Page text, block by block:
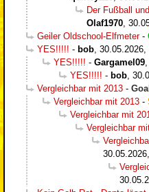
Der Fußball
Olaf1970
Geiler Oldschool-Elfmeter-
YES!!!!! - bob 30.05.2026,
YES!!!!! - Gargamel09
YES!!!!! - bob
Vergleichbar mit 2013 -
Vergleichbar mit 2013 -
Vergleichbar mit
Vergleichbar